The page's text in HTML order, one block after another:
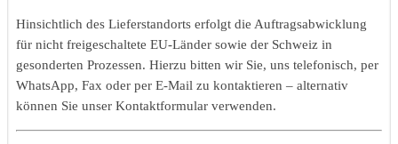
Hinsichtlich des Lieferstandorts erfolgt die Auftragsabwicklung
für nicht freigeschaltete EU-Länder sowie der Schweiz in
gesonderten Prozessen. Hierzu bitten wir Sie, uns telefonisch, per
WhatsApp, Fax oder per E-Mail zu kontaktieren – alternativ
können Sie unser Kontaktformular verwenden.